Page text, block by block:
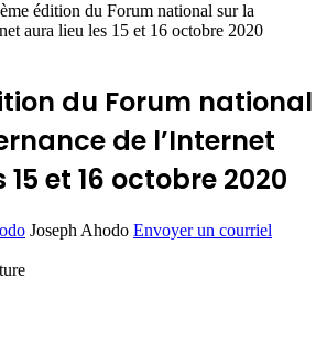
édition du Forum national sur la
aura lieu les 15 et 16 octobre 2020
du Forum national
de l’Internet
et 16 octobre 2020
Joseph Ahodo Envoyer un courriel